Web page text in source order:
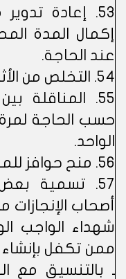
53. إعادة
إكمال المدة
عند الحاجة.
54. التخلص من الأثاث التالف في المدرسة.
55. المناقلة
حسب الحاجة لمرة
الواحد.
56. منح حوافز للمعلمين المتميزين.
57. تسمية
أصحاب
شهداء الواجب
ممن تكفل
ـ بالتنسيق مع